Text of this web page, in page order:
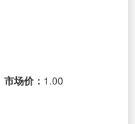
市场价： 1.00